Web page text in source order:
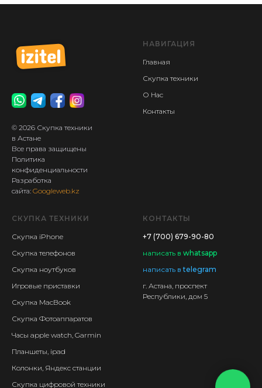
© 2026 Скупка техники
в Астане
Все права защищены
Политика
конфиденциальности
Разработка
сайта: Googleweb.kz
НАВИГАЦИЯ
Главная
Скупка техники
О Нас
Контакты
СКУПКА ТЕХНИКИ
Скупка iPhone
Скупка телефонов
Скупка ноутбуков
Игровые приставки
Скупка MacBook
Скупка Фотоаппаратов
Часы apple watch, Garmin
Планшеты, ipad
Колонки, Яндекс станции
Скупка цифровой техники
КОНТАКТЫ
+7 (700) 679-90-80
написать в whatsapp
написать в telegram
г. Астана, проспект
Республики, дом 5